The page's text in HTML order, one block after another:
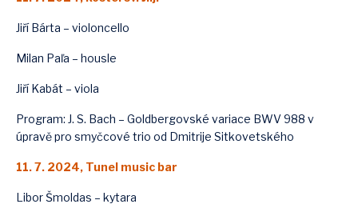
Jiří Bárta – violoncello
Milan Paľa – housle
Jiří Kabát – viola
Program: J. S. Bach – Goldbergovské variace BWV 988 v
úpravě pro smyčcové trio od Dmitrije Sitkovetského
11. 7. 2024, Tunel music bar
Libor Šmoldas – kytara